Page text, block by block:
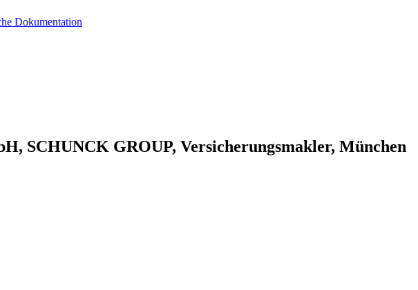
Dokumentation
SCHUNCK GROUP, Versicherungsmakler, München